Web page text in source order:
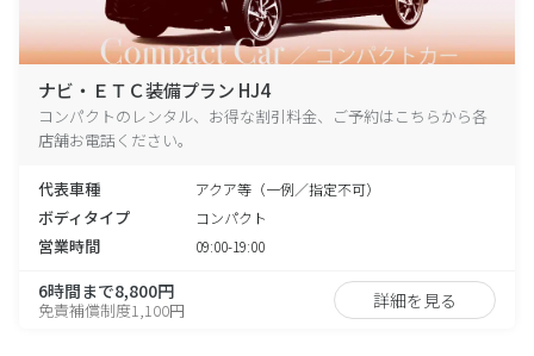
ナビ・ＥＴＣ装備プラン HJ4
コンパクトのレンタル、お得な割引料金、ご予約はこちらから各
店舗お電話ください。
代表車種 アクア等（一例／指定不可）
ボディタイプ コンパクト
営業時間 09:00-19:00
6時間まで8,800円
免責補償制度1,100円 詳細を見る